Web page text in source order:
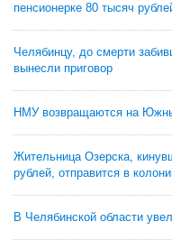
пенсионерке 80 тысяч
Челябинцу, до смерти
вынесли приговор
НМУ возвращаются на
Жительница Озерска,
рублей, отправится в
В Челябинской области